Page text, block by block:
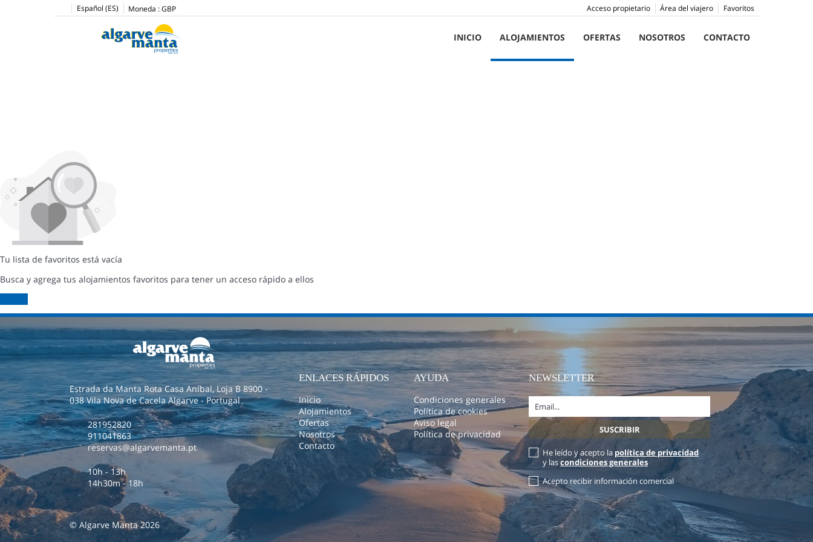
Español (ES) Moneda : GBP Favoritos
Área del viajero
Acceso propietario
INICIO ALOJAMIENTOS OFERTAS NOSOTROS CONTACTO
Tu lista de favoritos está vacía
Busca y agrega tus alojamientos favoritos para tener un acceso rápido a ellos
Estrada da Manta Rota Casa Aníbal, Loja B 8900 -
038 Vila Nova de Cacela Algarve - Portugal
281952820
911041863
reservas@algarvemanta.pt
10h - 13h
14h30m - 18h
© Algarve Manta 2026
ENLACES RÁPIDOS
Inicio
Alojamientos
Ofertas
Nosotros
Contacto
AYUDA
Condiciones generales
Política de cookies
Aviso legal
Política de privacidad
NEWSLETTER
He leído y acepto la política de privacidad
y lascondiciones generales
Acepto recibir información comercial